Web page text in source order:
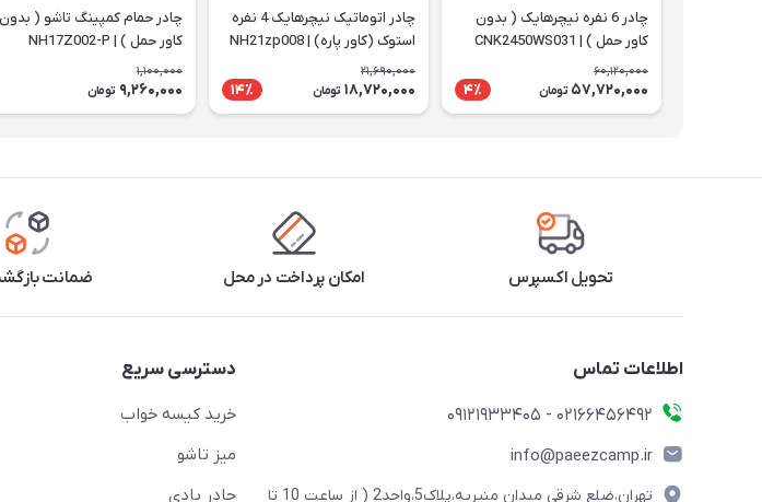
چادر 6 نفره نیچرهایک ( بدون
کاور حمل ) | CNK2450WS031
60,120,000
57,720,000 تومان 4٪
چادر اتوماتیک نیچرهایک 4 نفره
استوک (کاور پاره) | NH21zp008
21,690,000
18,720,000 تومان 14٪
چادر حمام کمپینگ تاشو ( بدون
کاور حمل ) | NH17Z002-P
1,100,000
9,260,000 تومان
تحویل اکسپرس امکان پرداخت در محل ضمانت
اطلاعات تماس
02166456492 - 09121933405
info@paeezcamp.ir
تهران،ضلع شرقی میدان منیریه،پلاک5،واحد2 ( از ساعت 10 تا
دسترسی سریع
خرید کیسه خواب
میز تاشو
چادر بادی